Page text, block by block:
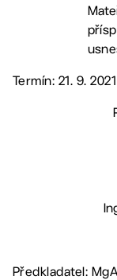
Termín: 21. 9. 2021
Předkladatel: